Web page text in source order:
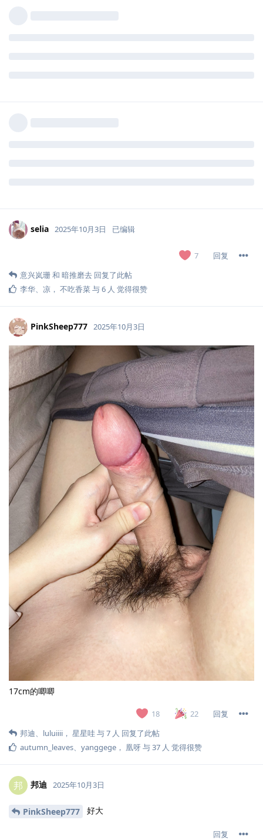
selia 2025年10月3日 已编辑
7
回复
意兴岚珊和 暗推磨去 回复了此帖
李华、 凉 ， 不吃香菜与6 人 觉得很赞
PinkSheep777 2025年10月3日
17cm的唧唧
18 22
回复
邦迪、 luluiiii ， 星星哇与7 人 回复了此帖
autumn_leaves、 yanggege ， 凰呀与37 人 觉得很赞
邦 邦迪 2025年10月3日
PinkSheep777 好大
回复